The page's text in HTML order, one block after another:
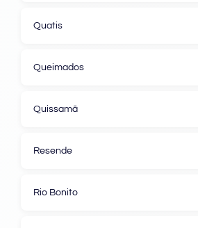
Quatis
Queimados
Quissamã
Resende
Rio Bonito